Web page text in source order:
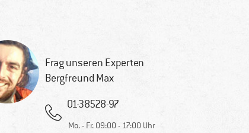
Frag unseren Experten
Bergfreund Max
01-38528-97
Mo. - Fr. 09:00 - 17:00 Uhr